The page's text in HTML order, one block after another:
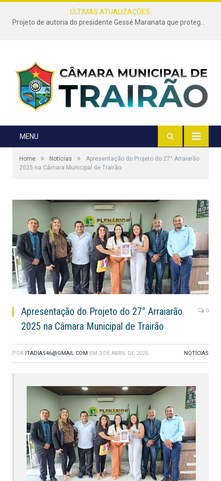
ÚLTIMAS ATUALIZAÇÕES:
Projeto de autoria do presidente Gessé Maranata que protege as estradas vicinais de Trairão é transformado em lei
MENU
Home » Notícias »
Apresentação do Projeto do 27° Arraiarão
2025 na Câmara Municipal de Trairão
Apresentação do Projeto do 27° Arraiarão
2025 na Câmara Municipal de Trairão
0
POR ITADIAS46@GMAIL.COM EM 3 DE ABRIL DE 2025 NOTÍCIAS